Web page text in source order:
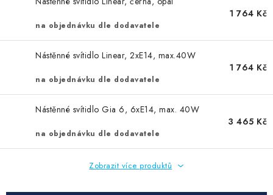
KE STAŽENÍ
na objednávku dle dodavatele
1 764 Kč
Nástěnné svítidlo Linear, 2xE14, max.40W
na objednávku dle dodavatele
1 764 Kč
Nástěnné svítidlo Gia 6, 6xE14, max. 40W
na objednávku dle dodavatele
3 465 Kč
Zobrazit více produktů